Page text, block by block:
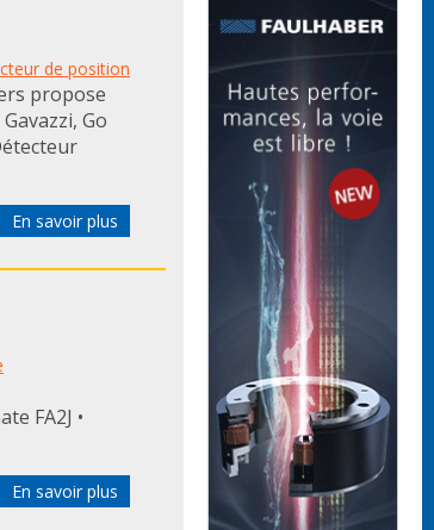
de position
propose
Go
En savoir plus
FA2J •
En savoir plus